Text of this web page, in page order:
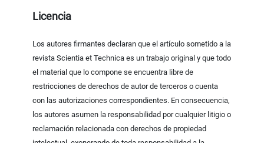
Licencia
Los autores firmantes declaran que el artículo sometido a la
revista Scientia et Technica es un trabajo original y que todo
el material que lo compone se encuentra libre de
restricciones de derechos de autor de terceros o cuenta
con las autorizaciones correspondientes. En consecuencia,
los autores asumen la responsabilidad por cualquier litigio o
reclamación relacionada con derechos de propiedad